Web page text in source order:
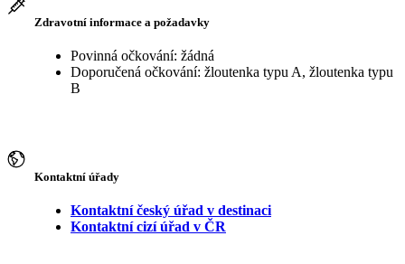
Zdravotní informace a požadavky
Povinná očkování: žádná
Doporučená očkování: žloutenka typu A, žloutenka typu
B
Kontaktní úřady
Kontaktní český úřad v destinaci
Kontaktní cizí úřad v ČR